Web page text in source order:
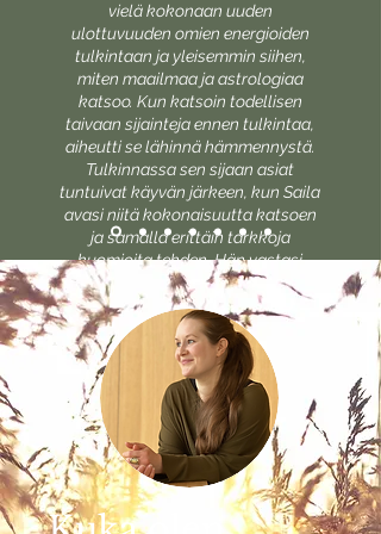
vielä kokonaan uuden
ulottuvuuden omien energioiden
tulkintaan ja yleisemmin siihen,
miten maailmaa ja astrologiaa
katsoo. Kun katsoin todellisen
taivaan sijainteja ennen tulkintaa,
aiheutti se lähinnä hämmennystä.
Tulkinnassa sen sijaan asiat
tuntuivat käyvän järkeen, kun Saila
avasi niitä kokonaisuutta katsoen
ja samalla erittäin tarkkoja
huomioita tehden. Hän vastasi
myös kiperiin kysymyksiin
ymmärrettävästi, tuomitsematta ja
yhdessä pohdiskellen.